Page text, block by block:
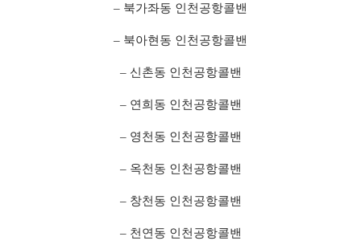
– 북가좌동 인천공항콜밴
– 북아현동 인천공항콜밴
– 신촌동 인천공항콜밴
– 연희동 인천공항콜밴
– 영천동 인천공항콜밴
– 옥천동 인천공항콜밴
– 창천동 인천공항콜밴
– 천연동 인천공항콜밴